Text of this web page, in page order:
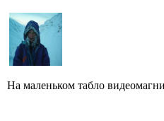
На маленьком табло